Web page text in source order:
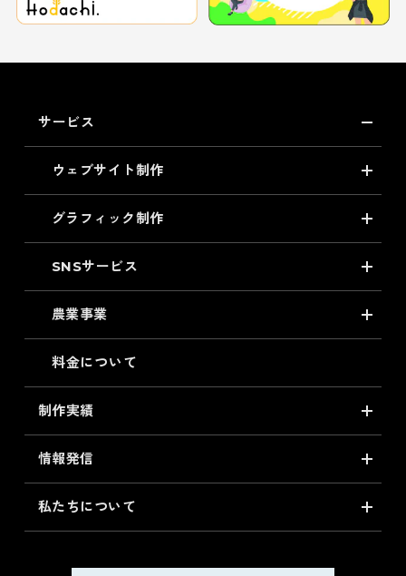
サービス
ウェブサイト制作
グラフィック制作
SNSサービス
農業事業
料金について
制作実績
情報発信
私たちについて